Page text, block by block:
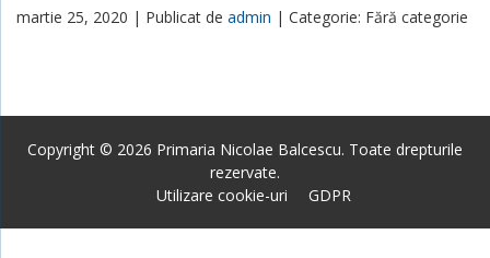
martie 25, 2020 | Publicat de admin | Categorie: Fără categorie
Copyright © 2026 Primaria Nicolae Balcescu. Toate drepturile
rezervate.
Utilizare cookie-uri
GDPR